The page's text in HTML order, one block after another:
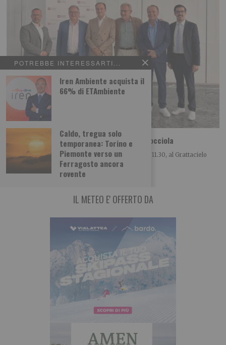
POTREBBE INTERESSARTI...
Iren Ambiente acquista il
66% di ETAmbiente
Caldo, tregua solo
temporanea: Torino e
Piemonte verso un
Ferragosto ancora
rovente
A Cortemilia la 72ª Fiera Nazionale della Nocciola
Si è tenuta questa mattina, lunedì 3 agosto alle ore 11.30, al Grattacielo
Piemonte di Torino, la
IL METEO E' OFFERTO DA